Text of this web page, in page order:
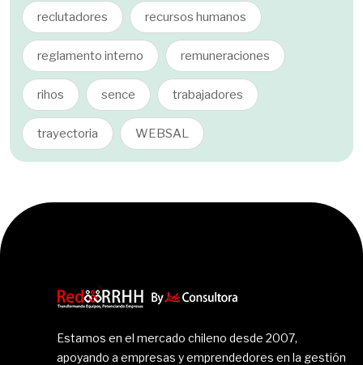
reclutadores recursos humanos
reglamento interno remuneraciones
rihos sence trabajadores
trayectoria WEBSAL
Estamos en el mercado chileno desde 2007,
apoyando a empresas y emprendedores en la gestión